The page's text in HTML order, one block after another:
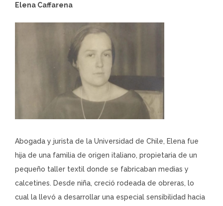
Elena Caffarena
Abogada y jurista de la Universidad de Chile, Elena fue
hija de una familia de origen italiano, propietaria de un
pequeño taller textil donde se fabricaban medias y
calcetines. Desde niña, creció rodeada de obreras, lo
cual la llevó a desarrollar una especial sensibilidad hacia